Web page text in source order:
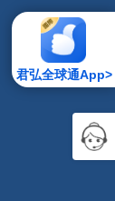
君弘全球通App>